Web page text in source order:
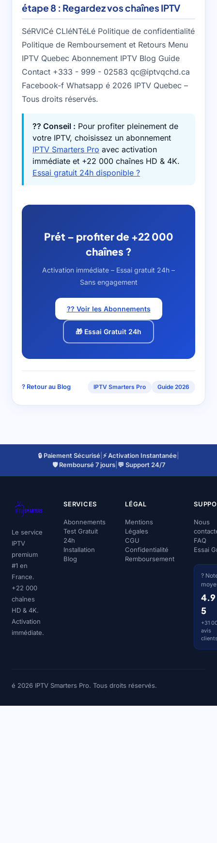
étape 8 : Regardez vos chaînes IPTV
SéRVICé CLIéNTéLé Politique de confidentialité
Politique de Remboursement et Retours Menu
IPTV Quebec Abonnement IPTV Blog Guide
Contact +333 - 999 - 02583 qc@iptvqchd.ca
Facebook-f Whatsapp é 2026 IPTV Quebec –
Tous droits réservés.
?? Conseil : Pour profiter pleinement de
votre IPTV, choisissez un abonnement
IPTV Smarters Pro avec activation
immédiate et +22 000 chaînes HD & 4K.
Essai gratuit 24h disponible ?
Prét – profiter de +22 000
chaînes ?
Activation immédiate – Essai gratuit 24h –
Sans engagement
?? Voir les Abonnements
🎁 Essai Gratuit 24h
? Retour au Blog IPTV Smarters Pro Guide 2026
🔒 Paiement Sécurisé| ⚡ Activation Instantanée|
🛡️ Remboursé 7 jours| 💬 Support 24/7
Le service
IPTV
premium
#1 en
France.
+22 000
chaînes
HD & 4K.
Activation
immédiate.
SERVICES
Abonnements
Test Gratuit
24h
Installation
Blog
LÉGAL
Mentions
Légales
CGU
Confidentialité
Remboursement
Nous
FAQ
Essai
?
5
+31
avis
é 2026 IPTV Smarters Pro. Tous droits réservés.